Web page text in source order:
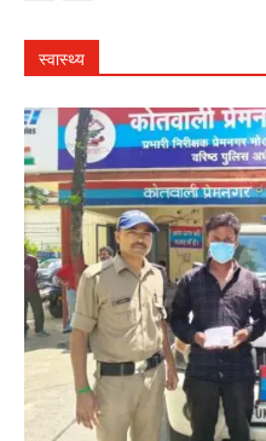
स्वास्थ्य